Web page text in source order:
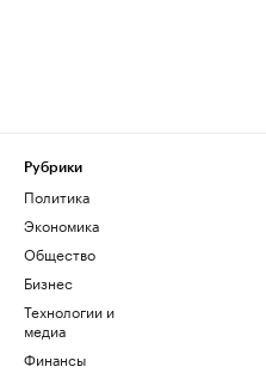
Рубрики
Политика
Экономика
Общество
Бизнес
Технологии и
медиа
Финансы